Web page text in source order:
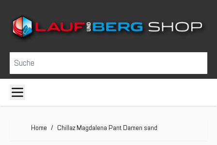
Suche
Home / Chillaz Magdalena Pant Damen sand